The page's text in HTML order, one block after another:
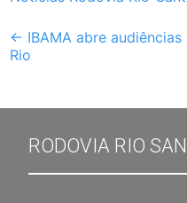
Post
navigation
← IBAMA abre
Rio
RODOVIA RIO